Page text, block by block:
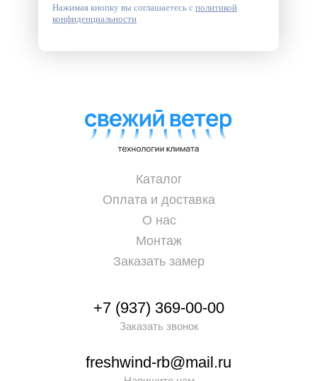
Нажимая кнопку вы соглашаетесь с политикой
конфиденциальности
+7 (937) 369-00-00
Заказать звонок
freshwind-rb@mail.ru
Каталог
Оплата и доставка
О нас
Монтаж
Заказать замер